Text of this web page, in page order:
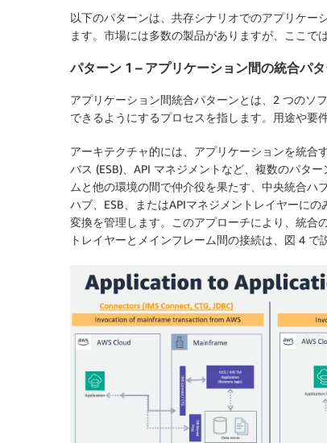
以下のパターンは、共存シナリオでのアプリケー
ます。市場には多数の製品がありますが、ここで
パターン 1 – アプリケーション間の統合パ
アプリケーション間統合パターンとは、2 つのソ
できるようにするプロセスを指します。用途や要
アーキテクチャ的には、アプリケーションを統合
バス (ESB)、API マネジメントなど、複数のパタ
ムと他の環境の間で仲介役を果たす、中央統合
ハブ、ESB、またはAPIマネジメントレイヤーに
変換を管理します。このアプローチにより、統合
トレイヤーとメインフレーム間の接続は、図 4